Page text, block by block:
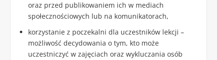
oraz przed publikowaniem ich w mediach
społecznościowych lub na komunikatorach,
korzystanie z poczekalni dla uczestników lekcji –
możliwość decydowania o tym, kto może
uczestniczyć w zajęciach oraz wykluczania osób